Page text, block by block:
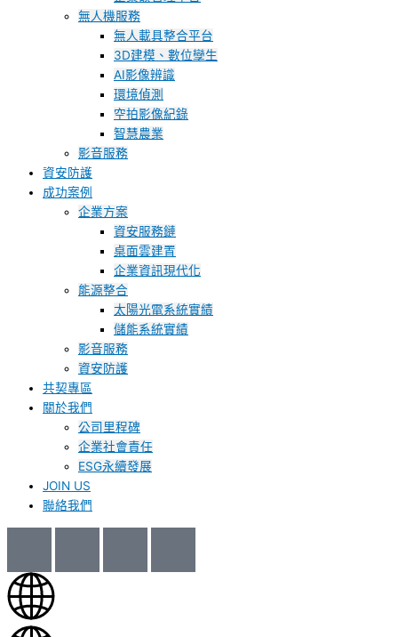
無人機服務
無人載具整合平台
3D建模、數位孿生
AI影像辨識
環境偵測
空拍影像紀錄
智慧農業
影音服務
資安防護
成功案例
企業方案
資安服務鏈
桌面雲建置
企業資訊現代化
能源整合
太陽光電系統實績
儲能系統實績
影音服務
資安防護
共契專區
關於我們
公司里程碑
企業社會責任
ESG永續發展
JOIN US
聯絡我們